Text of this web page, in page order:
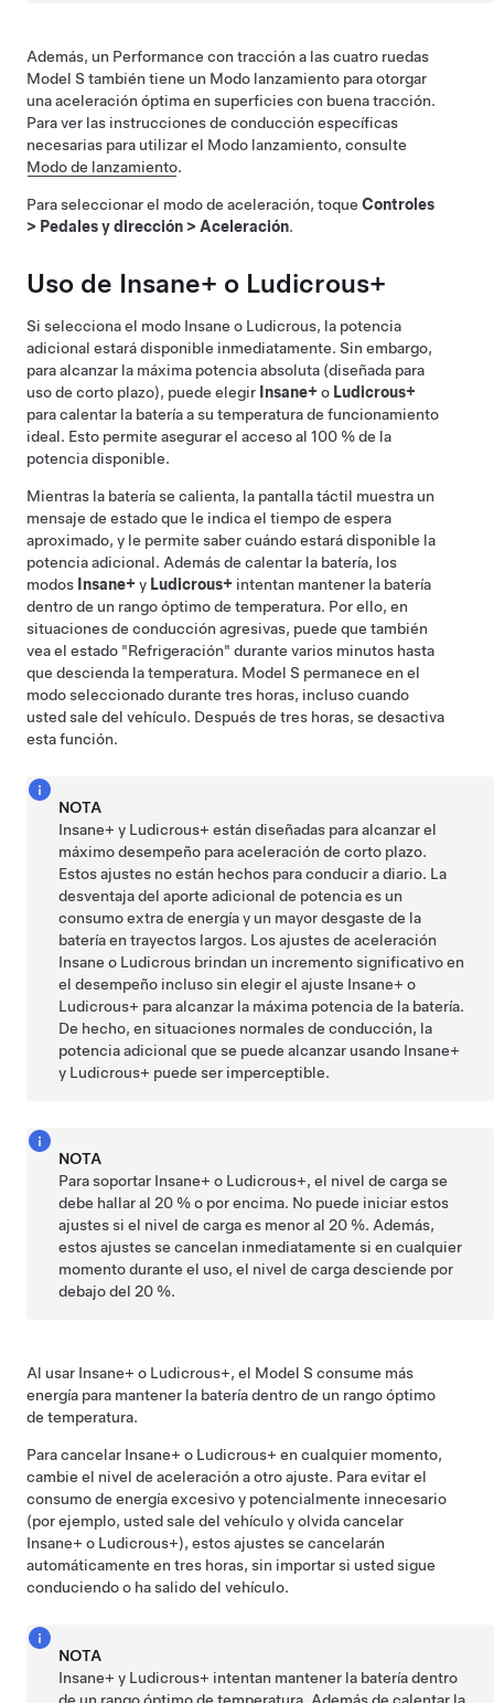
Además, un Performance con tracción a las cuatro ruedas
Model S también tiene un Modo lanzamiento para otorgar
una aceleración óptima en superficies con buena tracción.
Para ver las instrucciones de conducción específicas
necesarias para utilizar el Modo lanzamiento, consulte
Modo de lanzamiento.
Para seleccionar el modo de aceleración, toque Controles
> Pedales y dirección > Aceleración.
Uso de Insane+ o Ludicrous+
Si selecciona el modo Insane o Ludicrous, la potencia
adicional estará disponible inmediatamente. Sin embargo,
para alcanzar la máxima potencia absoluta (diseñada para
uso de corto plazo), puede elegir Insane+o Ludicrous+
para calentar la batería a su temperatura de funcionamiento
ideal. Esto permite asegurar el acceso al 100 % de la
potencia disponible.
Mientras la batería se calienta, la pantalla táctil muestra un
mensaje de estado que le indica el tiempo de espera
aproximado, y le permite saber cuándo estará disponible la
potencia adicional. Además de calentar la batería, los
modos Insane+y Ludicrous+ intentan mantener la batería
dentro de un rango óptimo de temperatura. Por ello, en
situaciones de conducción agresivas, puede que también
vea el estado "Refrigeración" durante varios minutos hasta
que descienda la temperatura. Model S permanece en el
modo seleccionado durante tres horas, incluso cuando
usted sale del vehículo. Después de tres horas, se desactiva
esta función.
NOTA
Insane+ y Ludicrous+ están diseñadas para alcanzar el
máximo desempeño para aceleración de corto plazo.
Estos ajustes no están hechos para conducir a diario. La
desventaja del aporte adicional de potencia es un
consumo extra de energía y un mayor desgaste de la
batería en trayectos largos. Los ajustes de aceleración
Insane o Ludicrous brindan un incremento significativo en
el desempeño incluso sin elegir el ajuste Insane+ o
Ludicrous+ para alcanzar la máxima potencia de la batería.
De hecho, en situaciones normales de conducción, la
potencia adicional que se puede alcanzar usando Insane+
y Ludicrous+ puede ser imperceptible.
NOTA
Para soportar Insane+ o Ludicrous+, el nivel de carga se
debe hallar al 20 % o por encima. No puede iniciar estos
ajustes si el nivel de carga es menor al 20 %. Además,
estos ajustes se cancelan inmediatamente si en cualquier
momento durante el uso, el nivel de carga desciende por
debajo del 20 %.
Al usar Insane+ o Ludicrous+, el Model S consume más
energía para mantener la batería dentro de un rango óptimo
de temperatura.
Para cancelar Insane+ o Ludicrous+ en cualquier momento,
cambie el nivel de aceleración a otro ajuste. Para evitar el
consumo de energía excesivo y potencialmente innecesario
(por ejemplo, usted sale del vehículo y olvida cancelar
Insane+ o Ludicrous+), estos ajustes se cancelarán
automáticamente en tres horas, sin importar si usted sigue
conduciendo o ha salido del vehículo.
NOTA
Insane+ y Ludicrous+ intentan mantener la batería dentro